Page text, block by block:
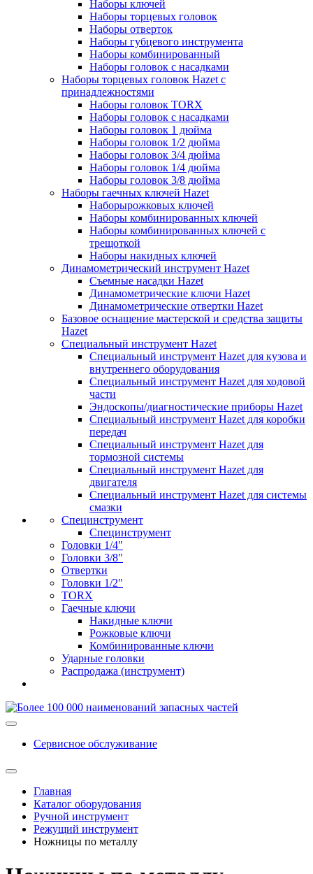
Наборы ключей
Наборы торцевых головок
Наборы отверток
Наборы губцевого инструмента
Наборы комбинированный
Наборы головок с насадками
Наборы торцевых головок Hazet с
принадлежностями
Наборы головок TORX
Наборы головок с насадками
Наборы головок 1 дюйма
Наборы головок 1/2 дюйма
Наборы головок 3/4 дюйма
Наборы головок 1/4 дюйма
Наборы головок 3/8 дюйма
Наборы гаечных ключей Hazet
Наборырожковых ключей
Наборы комбинированных ключей
Наборы комбинированных ключей с
трещоткой
Наборы накидных ключей
Динамометрический инструмент Hazet
Съемные насадки Hazet
Динамометрические ключи Hazet
Динамометрические отвертки Hazet
Базовое оснащение мастерской и средства защиты
Hazet
Специальный инструмент Hazet
Специальный инструмент Hazet для кузова и
внутреннего оборудования
Специальный инструмент Hazet для ходовой
части
Эндоскопы/диагностические приборы Hazet
Специальный инструмент Hazet для коробки
передач
Специальный инструмент Hazet для
тормозной системы
Специальный инструмент Hazet для
двигателя
Специальный инструмент Hazet для системы
смазки
Специнструмент
Специнструмент
Головки 1/4"
Головки 3/8"
Отвертки
Головки 1/2"
TORX
Гаечные ключи
Накидные ключи
Рожковые ключи
Комбинированные ключи
Ударные головки
Распродажа (инструмент)
Сервисное обслуживание
Главная
Каталог оборудования
Ручной инструмент
Режущий инструмент
Ножницы по металлу